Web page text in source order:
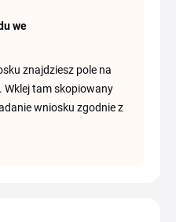
we
znajdziesz pole na
Wklej tam skopiowany
wniosku zgodnie z